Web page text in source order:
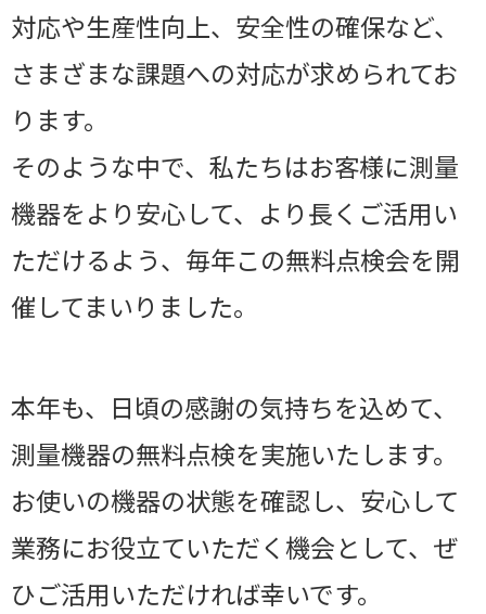
対応や生産性向上、安全性の確保など、
さまざまな課題への対応が求められてお
ります。
そのような中で、私たちはお客様に測量
機器をより安心して、より長くご活用い
ただけるよう、毎年この無料点検会を開
催してまいりました。
本年も、日頃の感謝の気持ちを込めて、
測量機器の無料点検を実施いたします。
お使いの機器の状態を確認し、安心して
業務にお役立ていただく機会として、ぜ
ひご活用いただければ幸いです。